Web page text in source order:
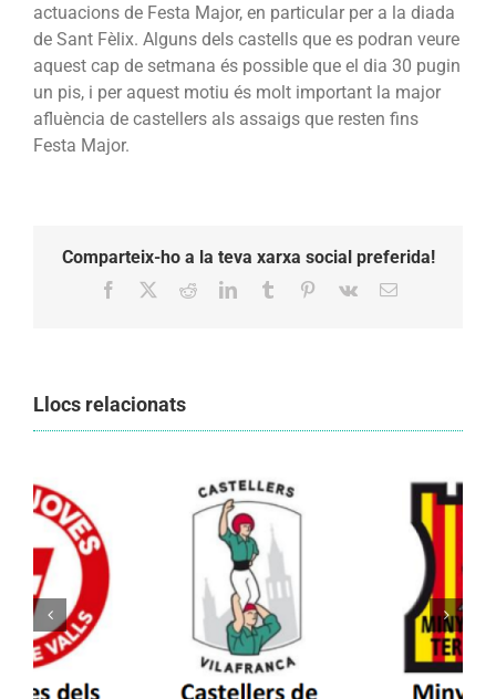
actuacions de Festa Major, en particular per a la diada
de Sant Fèlix. Alguns dels castells que es podran veure
aquest cap de setmana és possible que el dia 30 pugin
un pis, i per aquest motiu és molt important la major
afluència de castellers als assaigs que resten fins
Festa Major.
Comparteix-ho a la teva xarxa social preferida!
Facebook RedditLinkedInTumblr Pinterest
Vk Email:
Llocs relacionats
Els Castellers de Vilafranca unieixen tradició i
patrimoni en un viatge de colla a la Vall
d’Aran i a la Vall de Boí